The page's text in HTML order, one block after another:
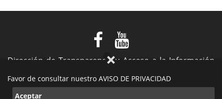
Favor de consultar nuestro AVISO DE PRIVACIDAD
Aceptar
Dirección de Transparencia y Acceso a la Información
Pública
VIII Ayuntamiento de Playas de Rosarito